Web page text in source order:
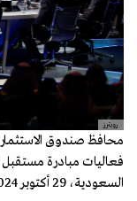
رويترز
محافظ صندوق
السعودية، 29 أكتوبر 2024